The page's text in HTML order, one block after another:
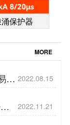
保护器
MORE
2022.08.15
2022.11.21